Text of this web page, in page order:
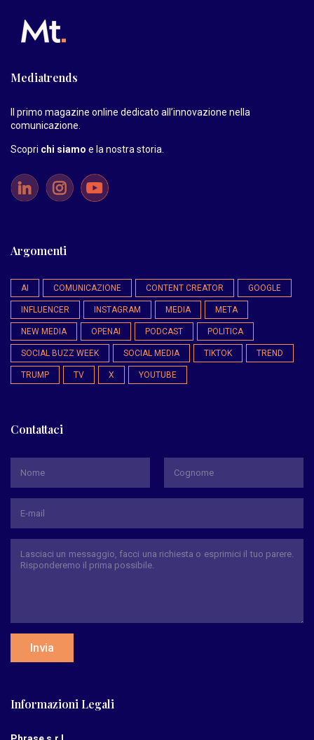
Mediatrends
Il primo magazine online dedicato all’innovazione nella
comunicazione.
Scopri chi siamo e la nostra storia
Argomenti
AI COMUNICAZIONE CONTENT CREATOR GOOGLE
INFLUENCER INSTAGRAM MEDIA META
NEW MEDIA OPENAI PODCAST POLITICA
SOCIAL BUZZ WEEK SOCIAL MEDIA TIKTOK TREND
TRUMP TV X YOUTUBE
Contattaci
Invia
Informazioni Legali